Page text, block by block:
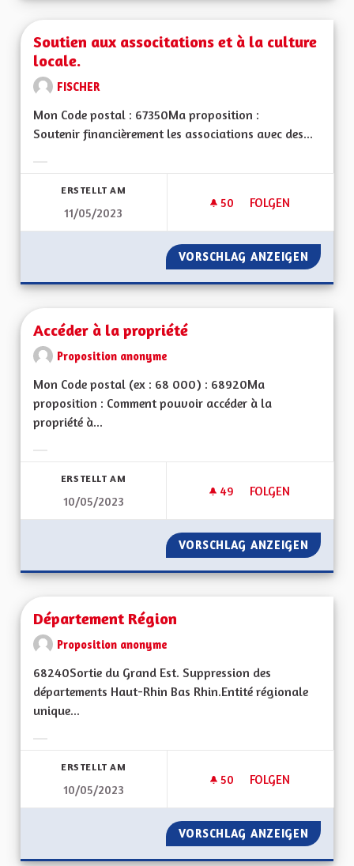
Soutien aux associtations et à la culture
locale.
FISCHER
Mon Code postal : 67350Ma proposition :
Soutenir financièrement les associations avec des...
ERSTELLT AM
11/05/2023
50 50 FOLLOWER
FOLGEN
SOUTIEN AUX
VORSCHLAG ANZEIGEN
Accéder à la propriété
Proposition anonyme
Mon Code postal (ex : 68 000) : 68920Ma
proposition : Comment pouvoir accéder à la
propriété à...
ERSTELLT AM
10/05/2023
49 49 FOLLOWER
FOLGEN
ACCÉDER À LA
VORSCHLAG ANZEIGEN
Département Région
Proposition anonyme
68240Sortie du Grand Est. Suppression des
départements Haut-Rhin Bas Rhin.Entité régionale
unique...
ERSTELLT AM
10/05/2023
50 50 FOLLOWER
FOLGEN
DÉPARTEMENT
VORSCHLAG ANZEIGEN